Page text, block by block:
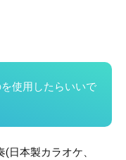
使用したらいいで
日本製カラオケ、